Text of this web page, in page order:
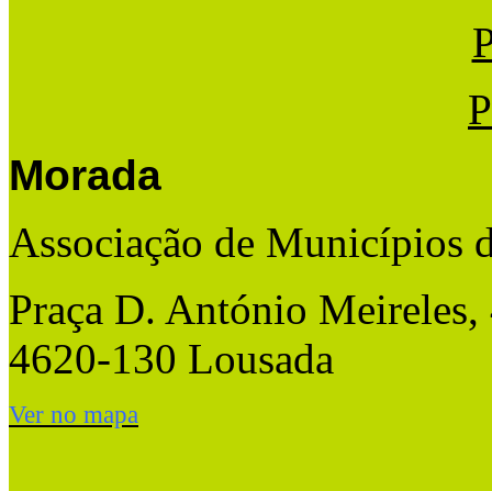
Morada
Associação de Municípios
Praça D. António Meireles,
4620-130 Lousada
Ver no mapa